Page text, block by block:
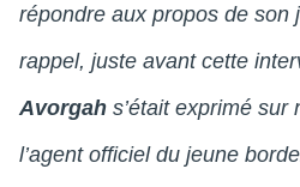
répondre aux propos de son
rappel, juste avant cette
Avorgah s’était exprimé sur
l’agent officiel du jeune